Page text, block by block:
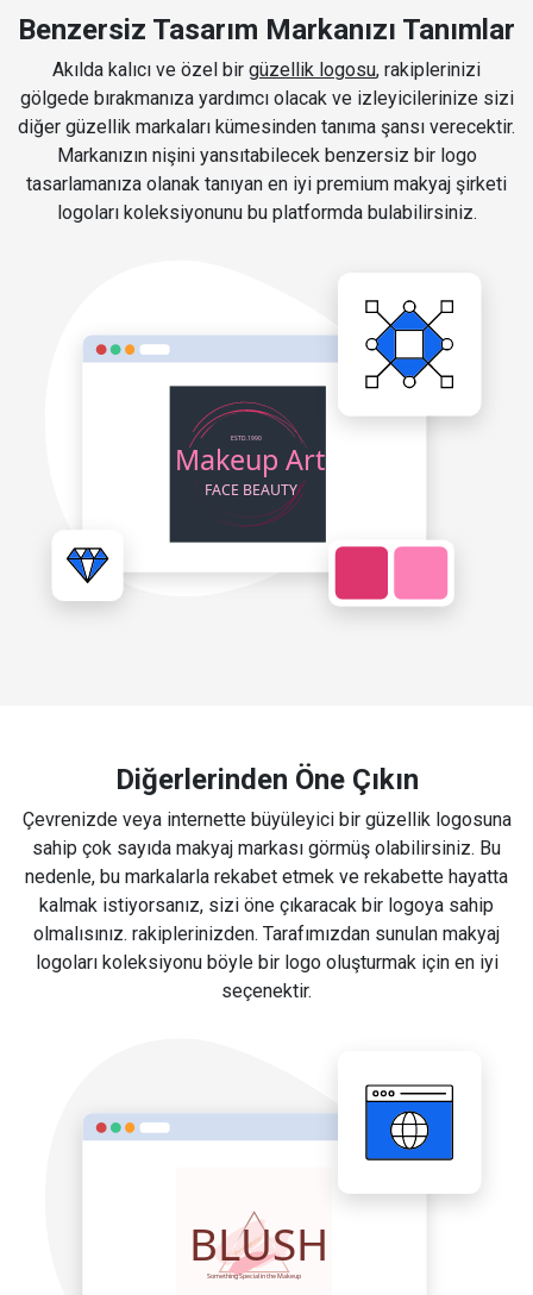
Benzersiz Tasarım Markanızı Tanımlar
Akılda kalıcı ve özel bir güzellik logosu, rakiplerinizi
gölgede bırakmanıza yardımcı olacak ve izleyicilerinize sizi
diğer güzellik markaları kümesinden tanıma şansı verecektir.
Markanızın nişini yansıtabilecek benzersiz bir logo
tasarlamanıza olanak tanıyan en iyi premium makyaj şirketi
logoları koleksiyonunu bu platformda bulabilirsiniz.
Diğerlerinden Öne Çıkın
Çevrenizde veya internette büyüleyici bir güzellik logosuna
sahip çok sayıda makyaj markası görmüş olabilirsiniz. Bu
nedenle, bu markalarla rekabet etmek ve rekabette hayatta
kalmak istiyorsanız, sizi öne çıkaracak bir logoya sahip
olmalısınız. rakiplerinizden. Tarafımızdan sunulan makyaj
logoları koleksiyonu böyle bir logo oluşturmak için en iyi
seçenektir.